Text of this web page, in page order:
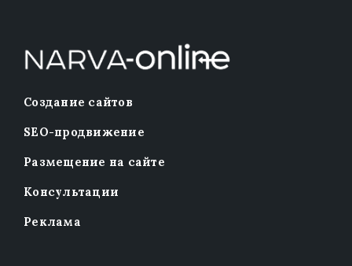
Создание сайтов
SEO-продвижение
Размещение на сайте
Консультации
Реклама